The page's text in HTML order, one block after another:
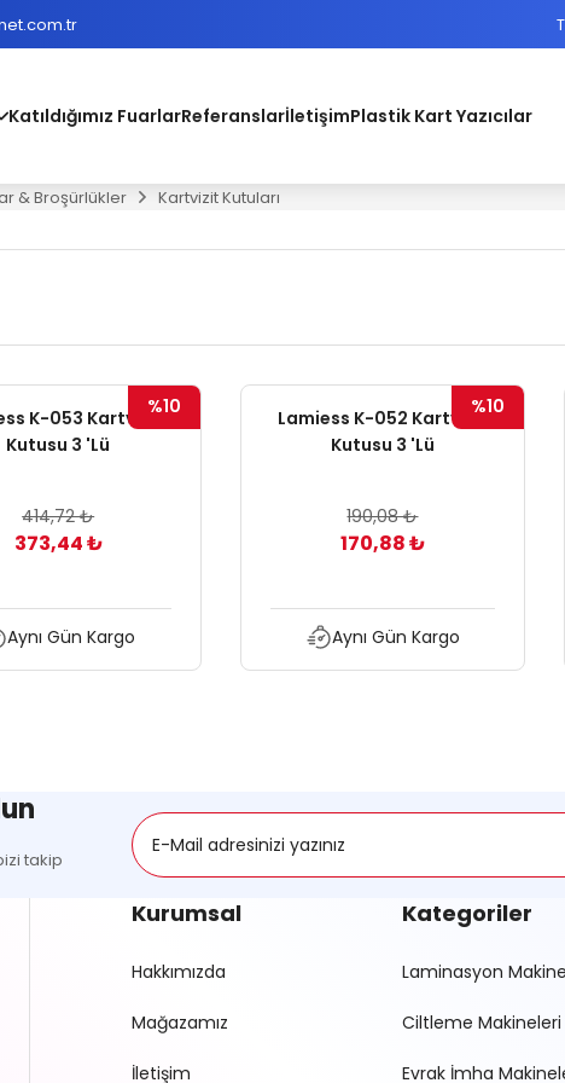
Katıldığımız FuarlarReferanslarİletişimPlastik Kart Yazıcılar
& Broşürlükler Kartvizit Kutuları
%10
K-053 Kartvizit
Kutusu 3 'Lü
414,72 ₺
373,44 ₺
Aynı Gün Kargo
%10
Lamiess K-052 Kartvizit
Kutusu 3 'Lü
190,08 ₺
170,88 ₺
Aynı Gün Kargo
takip
Kurumsal
Hakkımızda
Mağazamız
İletişim
Kategoriler
Laminasyon
Ciltleme Makineleri
Evrak İmha